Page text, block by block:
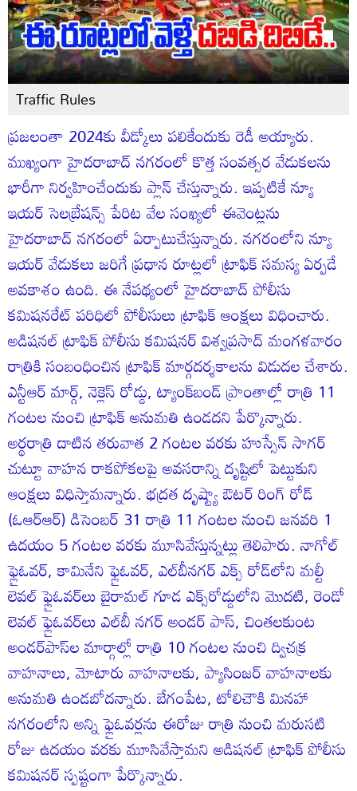
Traffic Rules
ప్రజలంతా 2024కు వీడ్కోలు పలికేందుకు రెడీ అయ్యారు.
ముఖ్యంగా హైదరాబాద్ నగరంలో కొత్త సంవత్సర వేడుకలను
భారీగా నిర్వహించేందుకు ప్లాన్ చేస్తున్నారు. ఇప్పటికే న్యూ
ఇయర్ సెలబ్రేషన్స్ పేరిట వేల సంఖ్యలో ఈవెంట్లను
హైదరాబాద్ నగరంలో ఏర్పాటుచేస్తున్నారు. నగరంలోని న్యూ
ఇయర్ వేడుకలు జరిగే ప్రధాన రూట్లలో ట్రాఫిక్ సమస్య ఏర్పడే
అవకాశం ఉంది. ఈ నేపథ్యంలో హైదరాబాద్ పోలీసు
కమిషనరేట్ పరిధిలో పోలీసులు ట్రాఫిక్ ఆంక్షలు విధించారు.
అడిషనల్ ట్రాఫిక్ పోలీసు కమిషనర్ విశ్వప్రసాద్ మంగళవారం
రాత్రికి సంబంధించిన ట్రాఫిక్ మార్గదర్శకాలను విడుదల చేశారు.
ఎన్టీఆర్ మార్గ్, నెక్లెస్ రోడ్డు, ట్యాంక్‌బండ్ ప్రాంతాల్లో రాత్రి 11
గంటల నుంచి ట్రాఫిక్ అనుమతి ఉండదని పేర్కొన్నారు.
అర్థరాత్రి దాటిన తరువాత 2 గంటల వరకు హుస్సేన్ సాగర్
చుట్టూ వాహన రాకపోకలపై అవసరాన్ని దృష్టిలో పెట్టుకుని
ఆంక్షలు విధిస్తామన్నారు. భద్రత దృష్ట్యా ఔటర్ రింగ్ రోడ్
(ఓఆర్‌ఆర్) డిసెంబర్ 31 రాత్రి 11 గంటల నుంచి జనవరి 1
ఉదయం 5 గంటల వరకు మూసివేస్తున్నట్లు తెలిపారు. నాగోల్
ఫ్లైఓవర్, కామినేని ఫ్లైఓవర్, ఎల్‌బీనగర్ ఎక్స్ రోడ్‌లోని మల్టీ
లెవల్ ఫ్లైఓవర్‌లు బైరామల్ గూడ ఎక్స్‌రోడ్డులోని మొదటి, రెండో
లెవల్ ఫ్లైఓవర్‌లు ఎల్‌బీ నగర్ అండర్ పాస్, చింతలకుంట
అండర్‌పాస్‌ల మార్గాల్లో రాత్రి 10 గంటల నుంచి ద్విచక్ర
వాహనాలు, మోటారు వాహనాలకు, ప్యాసింజర్ వాహనాలకు
అనుమతి ఉండబోదన్నారు. బేగంపేట, టోలిచౌకి మినహా
నగరంలోని అన్ని ఫ్లైఓవర్లను ఈరోజు రాత్రి నుంచి మరుసటి
రోజు ఉదయం వరకు మూసివేస్తామని అడిషనల్ ట్రాఫిక్ పోలీసు
కమిషనర్ స్పష్టంగా పేర్కొన్నారు.